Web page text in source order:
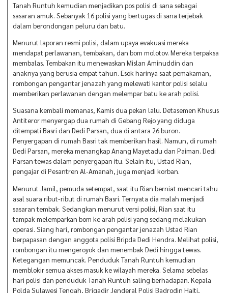
Tanah Runtuh kemudian menjadikan pos polisi di sana sebagai
sasaran amuk. Sebanyak 16 polisi yang bertugas di sana terjebak
dalam berondongan peluru dan batu.
Menurut laporan resmi polisi, dalam upaya evakuasi mereka
mendapat perlawanan, tembakan, dan bom molotov. Mereka terpaksa
membalas. Tembakan itu menewaskan Mislan Aminuddin dan
anaknya yang berusia empat tahun. Esok harinya saat pemakaman,
rombongan pengantar jenazah yang melewati kantor polisi selalu
memberikan perlawanan dengan melempar batu ke arah polisi.
Suasana kembali memanas, Kamis dua pekan lalu. Detasemen Khusus
Antiteror menyergap dua rumah di Gebang Rejo yang diduga
ditempati Basri dan Dedi Parsan, dua di antara 26 buron.
Penyergapan di rumah Basri tak memberikan hasil. Namun, di rumah
Dedi Parsan, mereka menangkap Anang Mayetadu dan Paiman. Dedi
Parsan tewas dalam penyergapan itu. Selain itu, Ustad Rian,
pengajar di Pesantren Al-Amanah, juga menjadi korban.
Menurut Jamil, pemuda setempat, saat itu Rian berniat mencari tahu
asal suara ribut-ribut di rumah Basri. Ternyata dia malah menjadi
sasaran tembak. Sedangkan menurut versi polisi, Rian saat itu
tampak melemparkan bom ke arah polisi yang sedang melakukan
operasi. Siang hari, rombongan pengantar jenazah Ustad Rian
berpapasan dengan anggota polisi Bripda Dedi Hendra. Melihat polisi,
rombongan itu mengeroyok dan menembak Dedi hingga tewas.
Ketegangan memuncak. Penduduk Tanah Runtuh kemudian
memblokir semua akses masuk ke wilayah mereka. Selama sebelas
hari polisi dan penduduk Tanah Runtuh saling berhadapan. Kepala
Polda Sulawesi Tengah, Brigadir Jenderal Polisi Badrodin Haiti,